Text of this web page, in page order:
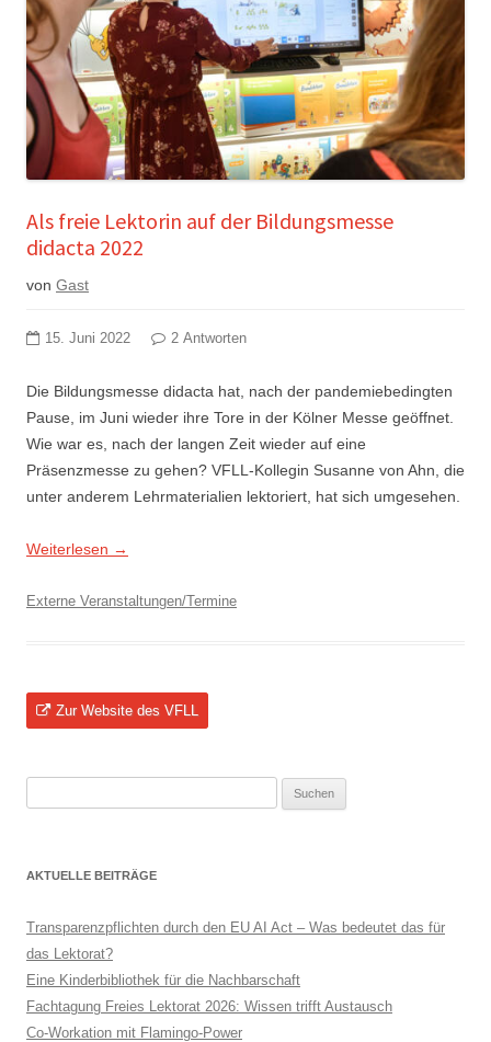
Als freie Lektorin auf der Bildungsmesse
didacta 2022
von Gast
15. Juni 2022 2 Antworten
Die Bildungsmesse didacta hat, nach der pandemiebedingten
Pause, im Juni wieder ihre Tore in der Kölner Messe geöffnet.
Wie war es, nach der langen Zeit wieder auf eine
Präsenzmesse zu gehen? VFLL-Kollegin Susanne von Ahn, die
unter anderem Lehrmaterialien lektoriert, hat sich umgesehen.
Weiterlesen →
Externe Veranstaltungen/Termine
Zur Website des VFLL
nach:
AKTUELLE BEITRÄGE
Transparenzpflichten durch den EU AI Act – Was bedeutet das für
das Lektorat?
Eine Kinderbibliothek für die Nachbarschaft
Fachtagung Freies Lektorat 2026: Wissen trifft Austausch
Co-Workation mit Flamingo-Power